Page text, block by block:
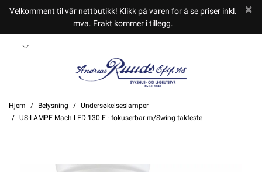
Velkomment til vår nettbutikk! Klikk på varen for å se priser inkl.
mva. Frakt kommer i tillegg.
Hjem Belysning
Undersøkelseslamper
US-LAMPE Mach LED 130 F - fokuserbar m/Swing takfeste